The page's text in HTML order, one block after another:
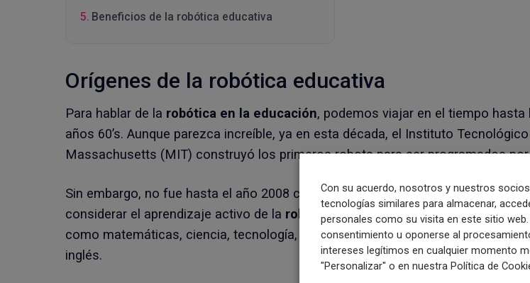
Beneficios de la robótica educativa
Orígenes de la robótica educativa
Para hablar de la robótica en la educación, podemos viajar en el tiempo hasta
años 60’s. Aunque parezca increíble, ya en esta década, el Instituto
Massachusetts (MIT) construyó los primeros robots para ser programados
Sin embargo, no fue hasta el año 2008 cuando gracias a Yakman se comenzó a
considerar el aprendizaje activo de la robótica en el aulabajo la unión de
como matemáticas, ciencia, tecnología, ingeniería y arte (STEAM) por sus
inglés.
Con su acuerdo, nosotros y nuestros
tecnologías similares para almacenar,
personales como su visita en este sitio
consentimiento u oponerse al
intereses legítimos en cualquier momento
"Personalizar" o en nuestra Política de